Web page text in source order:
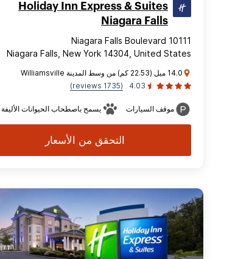
Holiday Inn Express & Suites
Niagara Falls
10111 Niagara Falls Boulevard
Niagara Falls, New York 14304, United States
14.0 ميل (22.53 كم) من وسط المدينة Williamsville
4.03
(1735 reviews)
موقف السيارات يسمح باصطحاب الحيوانات الأليفة
التحقق من الأسعار